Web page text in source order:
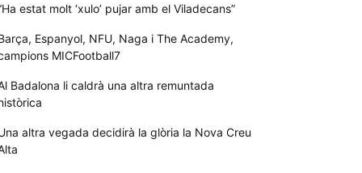
estat molt ‘xulo’ pujar amb el Viladecans”
Espanyol, NFU, Naga i The Academy,
MICFootball7
Badalona li caldrà una altra remuntada
altra vegada decidirà la glòria la Nova Creu